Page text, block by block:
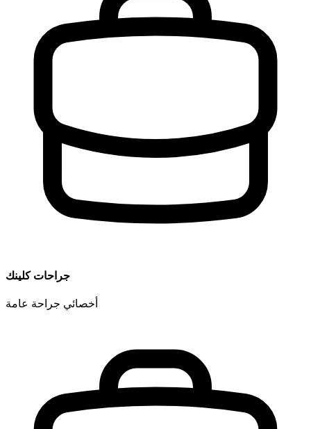
جراحات كلينك
أخصائي جراحة عامة